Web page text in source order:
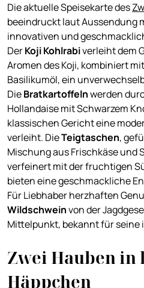
Die aktuelle Speisekarte des
beeindruckt laut Aussendung
innovativen und
DerKoji Kohlrabiverleiht dem
Aromen des Koji, kombiniert
Basilikumöl, ein
DieBratkartoffelnwerden
Hollandaise mit Schwarzem
klassischen Gericht eine
verleiht. DieTeigtaschen,
Mischung aus Frischkäse und
verfeinert mit der fruchtigen
bieten eine geschmackliche
Für Liebhaber herzhaften
Wildschweinvon der
Mittelpunkt, bekannt für seine
Zwei Hauben in
Häppchen